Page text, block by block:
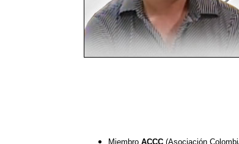
Miembro ACCC(Asociación